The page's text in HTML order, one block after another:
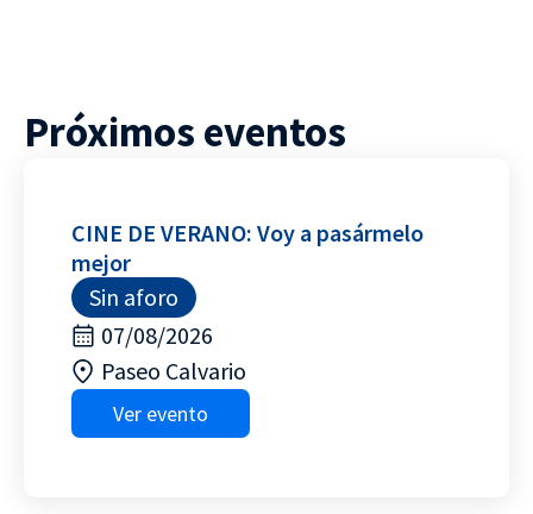
Próximos eventos
CINE DE VERANO: Voy a pasármelo
mejor
Sin aforo
07/08/2026
Paseo Calvario
Ver evento